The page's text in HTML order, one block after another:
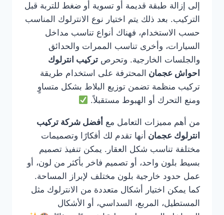
إلى إزالة طبقة قديمة أو تسوية أو ضغط للتربة قبل
التركيب. بعد ذلك يتم اختيار نوع الانترلوك المناسب
حسب الاستخدام، فهناك أنواع تناسب مداخل
السيارات، وأخرى تناسب الممرات والحدائق
والجلسات الخارجية. وتحرص تركيب انترلوك
احواش عجمان المحترفة على استخدام طريقة
تركيب منظمة تضمن توزيع البلاط بشكل متساوٍ
ومنع التحرك أو الهبوط مستقبلاً.
من أهم مميزات التعامل مع أفضل شركة تركيب
انترلوك عجمان أنها تقدم لك أفكارًا وتصميمات
مختلفة تناسب شكل العقار. يمكن تنفيذ تصميم
بسيط بلون واحد، أو تصميم فاخر بأكثر من لون، أو
عمل حدود خارجية بلون مختلف لإبراز المساحة.
كما يمكن اختيار أشكال متعددة من الانترلوك مثل
المستطيل، المربع، السداسي، أو الأشكال